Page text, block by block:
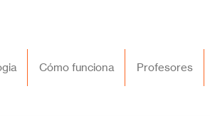
Cómo funciona Profesores